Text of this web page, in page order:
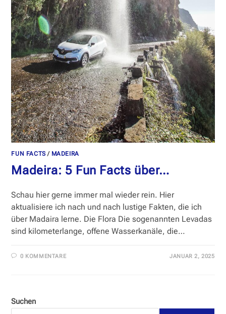
FUN FACTS/ MADEIRA
Madeira: 5 Fun Facts über…
Schau hier gerne immer mal wieder rein. Hier
aktualisiere ich nach und nach lustige Fakten, die ich
über Madaira lerne. Die Flora Die sogenannten Levadas
sind kilometerlange, offene Wasserkanäle, die…
0 KOMMENTARE JANUAR 2, 2025
Suchen